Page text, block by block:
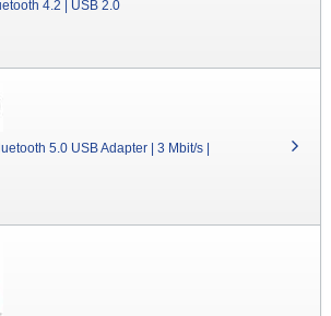
4.2 | USB 2.0
5.0 USB Adapter | 3 Mbit/s |